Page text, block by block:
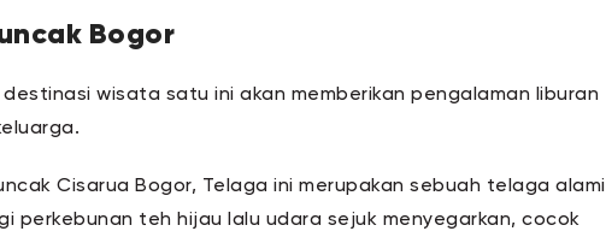
Bogor
wisata satu ini akan memberikan pengalaman liburan
Cisarua Bogor, Telaga ini merupakan sebuah telaga alami
perkebunan teh hijau lalu udara sejuk menyegarkan, cocok